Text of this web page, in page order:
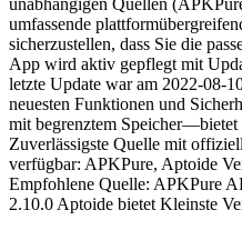
umfassende
sicherzustellen, dass Sie die
App wird aktiv gepflegt mit
letzte Update war am 2022-08-
neuesten Funktionen und
mit begrenztem Speicher—bietet
Zuverlässigste Quelle mit
verfügbar: APKPure, Aptoide
Empfohlene Quelle: APKPure
2.10.0 Aptoide bietet Kleinste